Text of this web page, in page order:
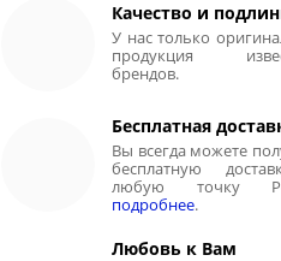
Качество и
У нас только
продукция
брендов.
Бесплатная
Вы всегда можете
бесплатную
любую точку
подробнее.
Любовь к Вам